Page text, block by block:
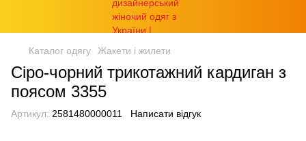
Каталог одягу Жакети і жилети
Сіро-чорний трикотажний кардиган з
поясом 3355
Артикул: 2581480000011 Написати відгук